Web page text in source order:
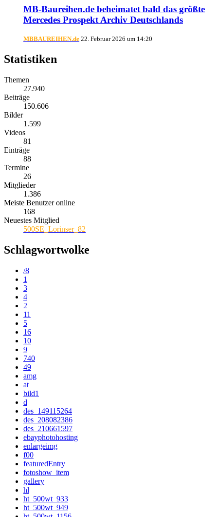
MB-Baureihen.de beheimatet bald das größte
Mercedes Prospekt Archiv Deutschlands
MBBAUREIHEN.de 22. Februar 2026 um 14:20
Statistiken
Themen
27.940
Beiträge
150.606
Bilder
1.599
Videos
81
Einträge
88
Termine
26
Mitglieder
1.386
Meiste Benutzer online
168
Neuestes Mitglied
500SE_Lorinser_82
Schlagwortwolke
/8
1
3
4
2
11
5
16
10
9
740
49
amg
at
bild1
d
des_149115264
des_208082386
des_210661597
ebayphotohosting
enlargeimg
f00
featuredEntry
fotoshow_item
gallery
hl
ht_500wt_933
ht_500wt_949